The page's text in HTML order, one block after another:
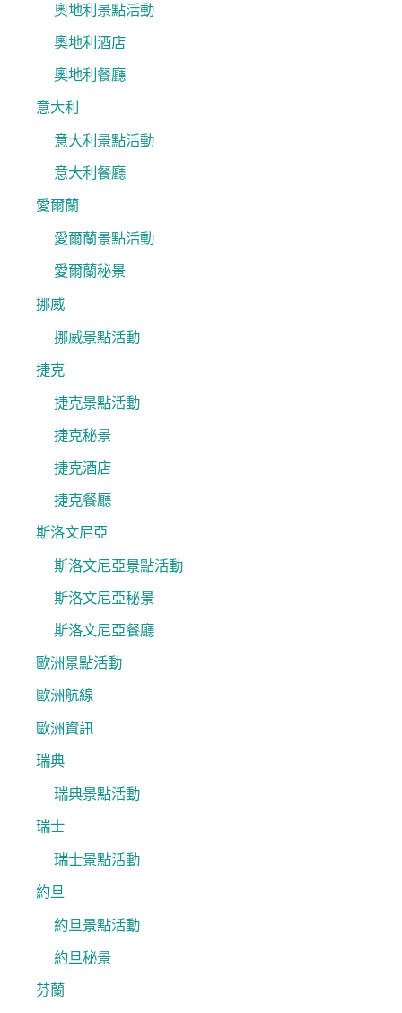
奧地利景點活動
奧地利酒店
奧地利餐廳
意大利
意大利景點活動
意大利餐廳
愛爾蘭
愛爾蘭景點活動
愛爾蘭秘景
挪威
挪威景點活動
捷克
捷克景點活動
捷克秘景
捷克酒店
捷克餐廳
斯洛文尼亞
斯洛文尼亞景點活動
斯洛文尼亞秘景
斯洛文尼亞餐廳
歐洲景點活動
歐洲航線
歐洲資訊
瑞典
瑞典景點活動
瑞士
瑞士景點活動
約旦
約旦景點活動
約旦秘景
芬蘭